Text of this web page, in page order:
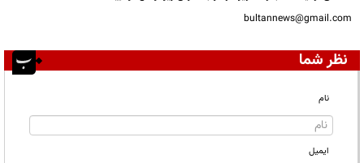
bultannews@gmail.com
نظر شما
نام
ایمیل